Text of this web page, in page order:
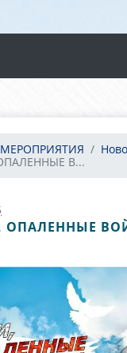
МЕРОПРИЯТИЯ
В...
ОПАЛЕННЫЕ